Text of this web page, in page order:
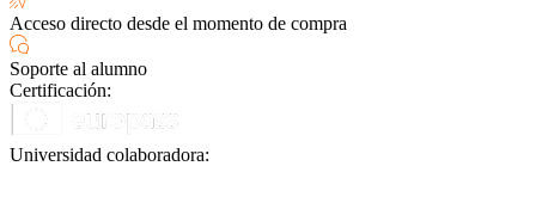
Acceso directo desde el momento de compra
Soporte al alumno
Certificación:
Universidad colaboradora: